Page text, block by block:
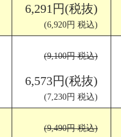
6,291円(税抜)
(6,920円 税込)
(9,100円 税込)
6,573円(税抜)
(7,230円 税込)
(9,490円 税込)